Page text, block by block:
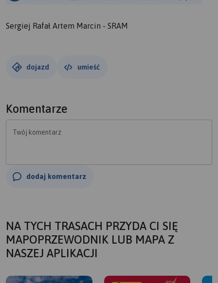
Sergiej Rafał Artem Marcin - SRAM
dojazd umieść
Komentarze
Twój komentarz
dodaj komentarz
NA TYCH TRASACH PRZYDA CI SIĘ
MAPOPRZEWODNIK LUB MAPA Z
NASZEJ APLIKACJI